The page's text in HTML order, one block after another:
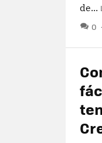
de...
0